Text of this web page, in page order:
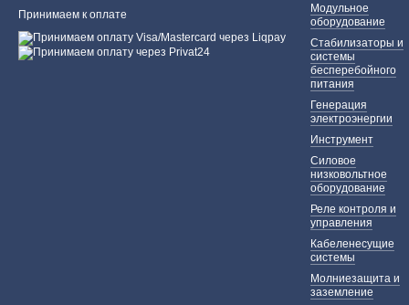
Принимаем к оплате
Модульное
оборудование
Стабилизаторы и
системы
бесперебойного
питания
Генерация
электроэнергии
Инструмент
Силовое
низковольтное
оборудование
Реле контроля и
управления
Кабеленесущие
системы
Молниезащита и
заземление